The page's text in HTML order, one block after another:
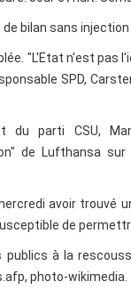
bilan sans
"L'Etat n'est pas
SPD,
du parti CSU,
de Lufthansa
avoir trouvé
de
à la
photo-wikimedia.